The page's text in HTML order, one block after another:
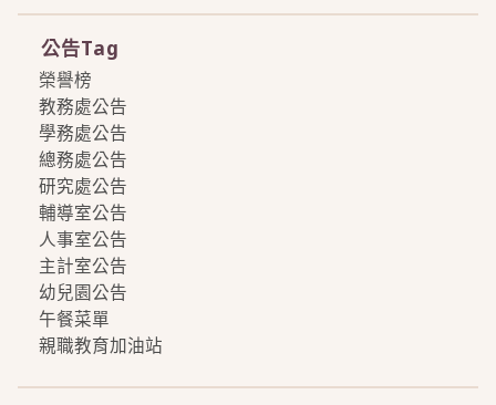
公告Tag
榮譽榜
教務處公告
學務處公告
總務處公告
研究處公告
輔導室公告
人事室公告
主計室公告
幼兒園公告
午餐菜單
親職教育加油站